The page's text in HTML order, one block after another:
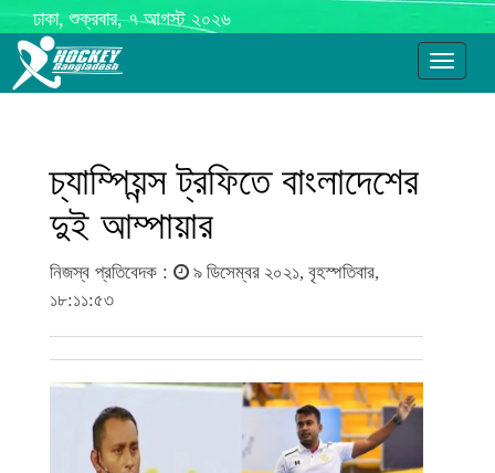
ঢাকা, শুক্রবার, ৭ আগস্ট ২০২৬
Toggle
চ্যাম্পিয়ন্স ট্রফিতে বাংলাদেশের
দুই আম্পায়ার
নিজস্ব প্রতিবেদক :
৯ ডিসেম্বর ২০২১, বৃহস্পতিবার,
১৮:১১:৫৩